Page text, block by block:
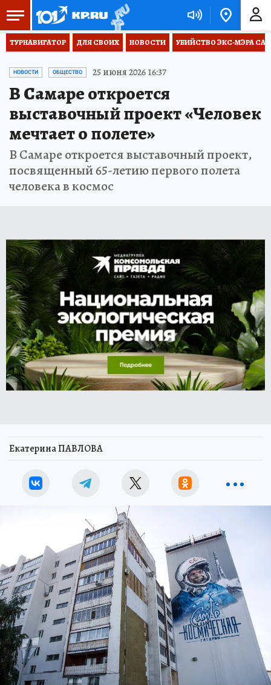
ТУРНАВИГАТОР ДЛЯ СВОИХ НОВОСТИ УБИЙСТВО ЭКС-МЭРА
НОВОСТИ ОБЩЕСТВО 25 июня 2026 16:37
В Самаре откроется
выставочный проект «Человек
мечтает о полете»
В Самаре откроется выставочный проект,
посвященный 65-летию первого полета
человека в космос
Екатерина ПАВЛОВА